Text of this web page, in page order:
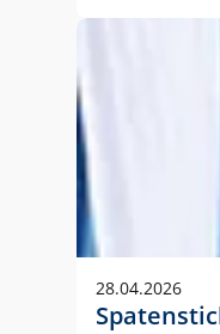
28.04.2026